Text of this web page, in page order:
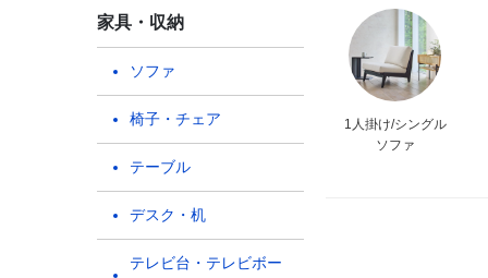
家具・収納
ソファ
椅子・チェア
テーブル
デスク・机
テレビ台・テレビボー
1人掛け/シングル
ソファ